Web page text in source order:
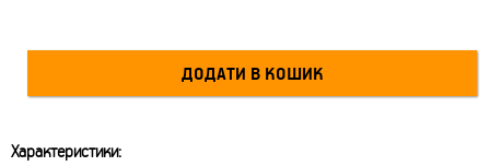
Характеристики: